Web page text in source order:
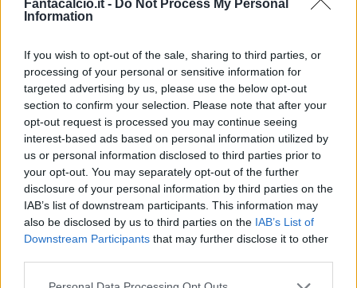
Fantacalcio.it - Do Not Process My Personal
Information
If you wish to opt-out of the sale, sharing to third parties, or
processing of your personal or sensitive information for
targeted advertising by us, please use the below opt-out
section to confirm your selection. Please note that after your
opt-out request is processed you may continue seeing
interest-based ads based on personal information utilized by
us or personal information disclosed to third parties prior to
your opt-out. You may separately opt-out of the further
disclosure of your personal information by third parties on the
IAB’s list of downstream participants. This information may
also be disclosed by us to third parties on the IAB’s List of
Downstream Participants that may further disclose it to other
Classic Mantra
Riepilogo stagione
Titolare 6 - 15%
Entrato 25 - 65%
Squalificato 0 - 0%
Infortunato 0 - 0%